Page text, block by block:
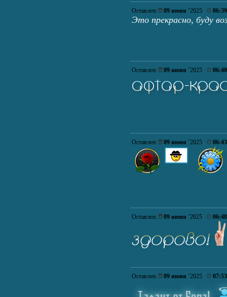
Оставлен: 09 июня ’2025 06:39
Это прекрасно, буду
Оставлен: 09 июня ’2025 06:40
Оставлен: 09 июня ’2025 06:43
Оставлен: 09 июня ’2025 06:48
Оставлен: 09 июня ’2025 07:53